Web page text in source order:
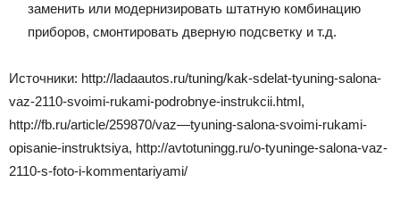
заменить или модернизировать штатную комбинацию
приборов, смонтировать дверную подсветку и т.д.
Источники: http://ladaautos.ru/tuning/kak-sdelat-tyuning-salona-
vaz-2110-svoimi-rukami-podrobnye-instrukcii.html,
http://fb.ru/article/259870/vaz—tyuning-salona-svoimi-rukami-
opisanie-instruktsiya, http://avtotuningg.ru/o-tyuninge-salona-vaz-
2110-s-foto-i-kommentariyami/